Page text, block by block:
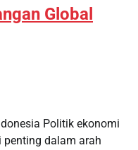
Global
Politik ekonomi
penting dalam arah